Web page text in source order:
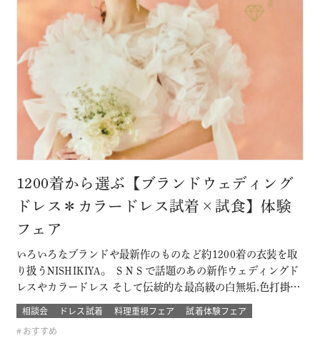
1200着から選ぶ【ブランドウェディング
ドレス＊カラードレス試着×試食】体験
フェア
いろいろなブランドや最新作のものなど約1200着の衣装を取
り扱うNISHIKIYA。 ＳＮＳで話題のあの新作ウェディングド
レスやカラードレス そして伝統的な最高級の白無垢,色打掛,本
振袖からブライズメイドの衣裳まで 衣裳のラインナップは品
質や数どちらとも県内でもトップレベル プロのドレスコーデ
ィネーターと打ち合わせをして結婚式当日の「運命の一着」
相談会 ドレス試着 料理重視フェア
試着体験フェア
おすすめ